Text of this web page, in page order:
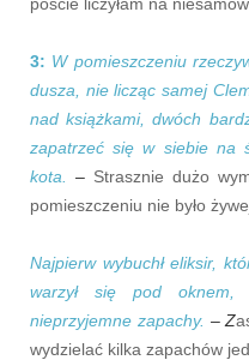
3: W pomieszczeniu
dusza, nie licząc samej
nad książkami, dwóch
zapatrzeć się w siebie na
kota.
– Strasznie dużo
pomieszczeniu nie było
Najpierw wybuchł eliksir,
warzył się pod oknem,
nieprzyjemne zapachy. – Z
wydzielać kilka zapachów